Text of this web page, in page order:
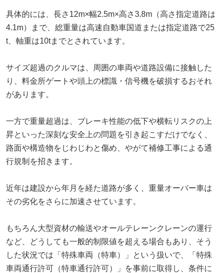
具体的には、長さ12m×幅2.5m×高さ3.8m（高さ指定道路は
4.1m）まで、総重量は高速自動車国道または指定道路で25
t、軸重は10tまでとされています。
サイズ超過のクルマは、周囲の車両や道路設備に接触した
り、料金所ゲートや頭上の標識・信号機を破損するおそれ
があります。
一方で重量超過は、ブレーキ性能の低下や横転リスクの上
昇といった深刻な安全上の問題を引き起こすだけでなく、
路面や構造物をじわじわと傷め、やがて補修工事による通
行規制を招きます。
近年は建設から年月を経た道路が多く、重量オーバー車は
その劣化をさらに加速させています。
もちろん大型資材の輸送やオールテレーンクレーンの運行
など、どうしても一般的制限値を超える場合もあり、そう
した状況では「特殊車両（特車）」という扱いで、「特殊
車両通行許可（特車通行許可）」を事前に取得し、条件に